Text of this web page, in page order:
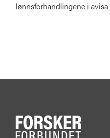
lønnsforhandlingene i avisa